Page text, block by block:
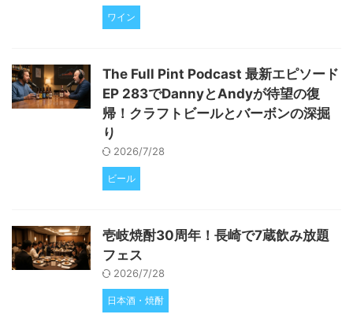
ワイン
The Full Pint Podcast 最新エピソード
EP 283でDannyとAndyが待望の復
帰！クラフトビールとバーボンの深掘
り
2026/7/28
ビール
壱岐焼酎30周年！長崎で7蔵飲み放題
フェス
2026/7/28
日本酒・焼酎